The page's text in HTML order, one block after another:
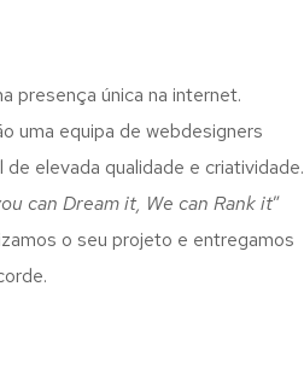
presença única na internet.
uma equipa de webdesigners
elevada qualidade e criatividade.
can Dream it, We can Rank it”
o seu projeto e entregamos